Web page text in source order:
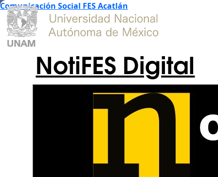
Comunicación Social FES Acatlán
NotiFES Digital